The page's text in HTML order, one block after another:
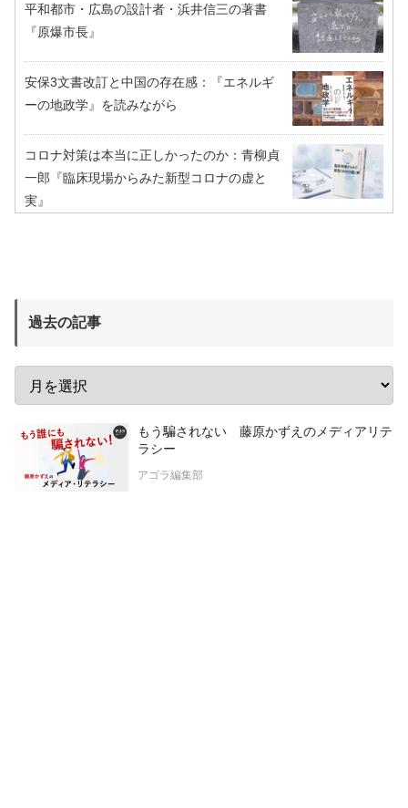
平和都市・広島の設計者・浜井信三の著書
『原爆市長』
安保3文書改訂と中国の存在感：『エネルギ
ーの地政学』を読みながら
コロナ対策は本当に正しかったのか：青柳貞
一郎『臨床現場からみた新型コロナの虚と
実』
過去の記事
もう騙されない 藤原かずえのメディアリテ
ラシー
アゴラ編集部